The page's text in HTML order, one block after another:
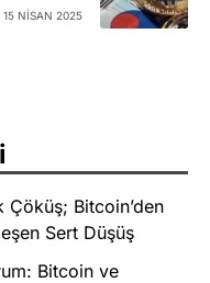
15 NISAN 2025
Çöküş; Bitcoin’den
Sert Düşüş
Bitcoin ve